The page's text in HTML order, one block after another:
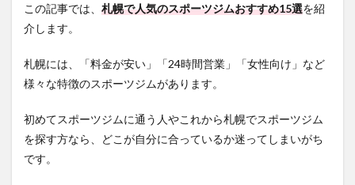
この記事では、 札幌で人気のスポーツジムおすすめ15選を紹
介します。
札幌には、「料金が安い」「24時間営業」「女性向け」など
様々な特徴のスポーツジムがあります。
初めてスポーツジムに通う人やこれから札幌でスポーツジム
を探す方なら、どこが自分に合っているか迷ってしまいがち
です。